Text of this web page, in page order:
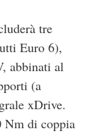
tre
Euro 6),
abbinati al
(a
xDrive.
Nm di coppia